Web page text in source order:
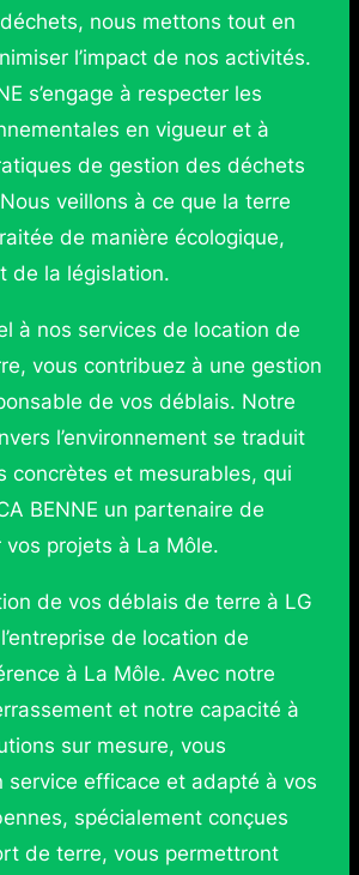
nous mettons tout en
l’impact de nos activités.
s’engage à respecter les
en vigueur et à
de gestion des déchets
veillons à ce que la terre
de manière écologique,
de la législation.
à nos services de location de
vous contribuez à une gestion
de vos déblais. Notre
l’environnement se traduit
concrètes et mesurables, qui
BENNE un partenaire de
projets à La Môle.
de vos déblais de terre à LG
de location de
à La Môle. Avec notre
et notre capacité à
sur mesure, vous
service efficace et adapté à vos
spécialement conçues
de terre, vous permettront